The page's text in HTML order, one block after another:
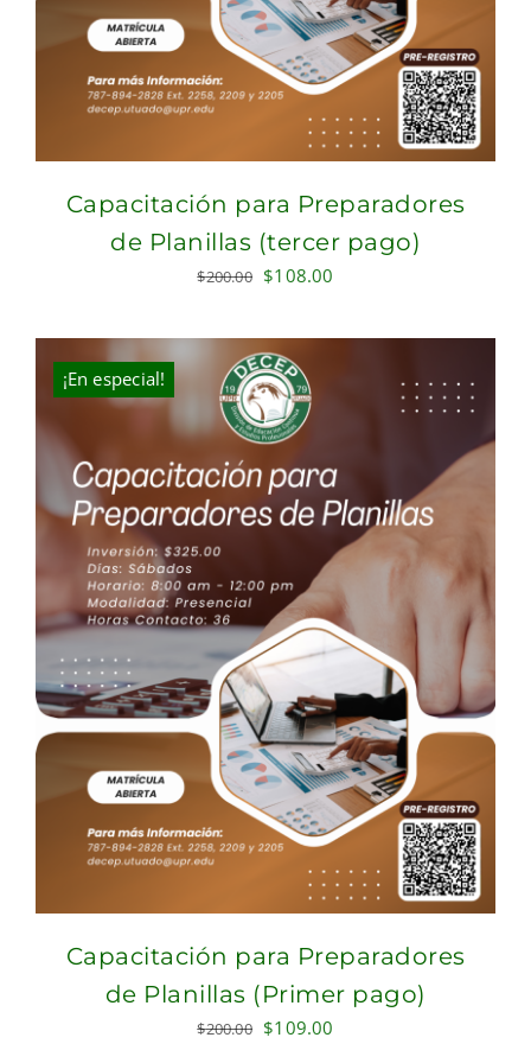
Capacitación para Preparadores
de Planillas (tercer pago)
$200.00 Original
was:
$200.00.
$108.00
is:
¡En especial!
Capacitación para Preparadores
de Planillas (Primer pago)
$200.00 Original
$109.00